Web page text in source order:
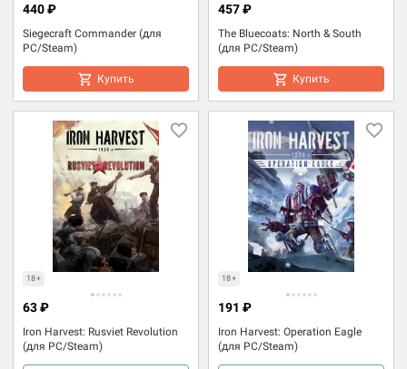
Siegecraft Commander (для
PC/Steam)
440 ₽
Купить
The Bluecoats: North & South
(для PC/Steam)
457 ₽
Купить
18+
Iron Harvest: Rusviet Revolution
(для PC/Steam)
63 ₽
18+
Iron Harvest: Operation Eagle
(для PC/Steam)
191 ₽